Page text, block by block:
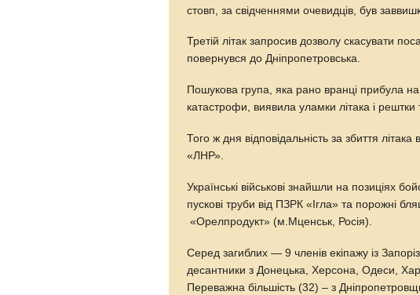
стовп, за свідченнями очевидців, був
Третій літак запросив дозволу скасувати
повернувся до Дніпропетровська.
Пошукова група, яка рано вранці прибула
катастрофи, виявила уламки літака і рештки
Того ж дня відповідальність за збиття
«ЛНР».
Українські військові знайшли на позиціях
пускові труби від ПЗРК «Ігла» та порожні
«Орелпродукт» (м.Мценськ, Росія).
Серед загиблих — 9 членів екіпажу із
десантники з Донецька, Херсона, Одеси,
Переважна більшість (32) – з